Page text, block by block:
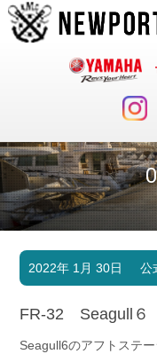
マリンクラブ
マリンライフを堪能したい！
ボート免許
長年の実績と信頼！
2022年 1月 30日 公
FR-32 Seagull６
Seagull6のアフトステ